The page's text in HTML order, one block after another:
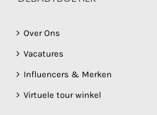
Over Ons
Vacatures
Influencers & Merken
Virtuele tour winkel